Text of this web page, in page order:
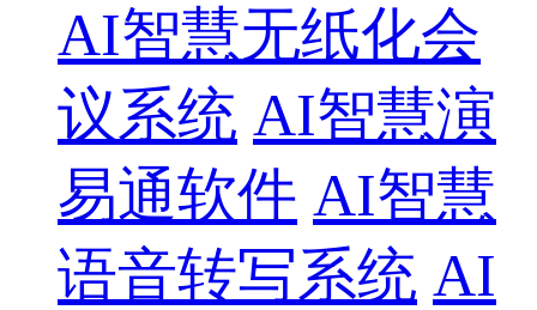
AI智慧无纸化会
议系统 AI智慧演
易通软件 AI智慧
语音转写系统 AI